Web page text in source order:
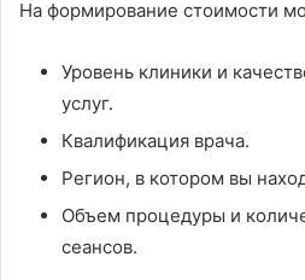
На формирование стоимости
Уровень клиники и
услуг.
Квалификация врача.
Регион, в котором вы
Объем процедуры и
сеансов.